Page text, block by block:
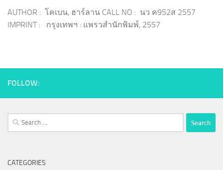
AUTHOR : โคเบน, ฮาร์ลาน CALL NO : นว ค952ส 2557
IMPRINT : กรุงเทพฯ : แพรวสำนักพิมพ์, 2557
FOLLOW:
Search
for:
CATEGORIES